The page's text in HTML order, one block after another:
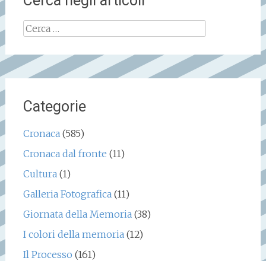
Ricerca
Categorie
Cronaca(585)
Cronaca dal fronte (11)
Cultura(1)
Galleria Fotografica(11)
Giornata della Memoria(38)
I colori della memoria(12)
Il Processo (161)